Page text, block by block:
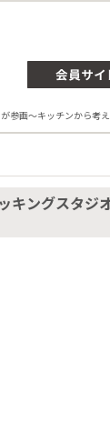
参画～キッチンから考
キングスタジ